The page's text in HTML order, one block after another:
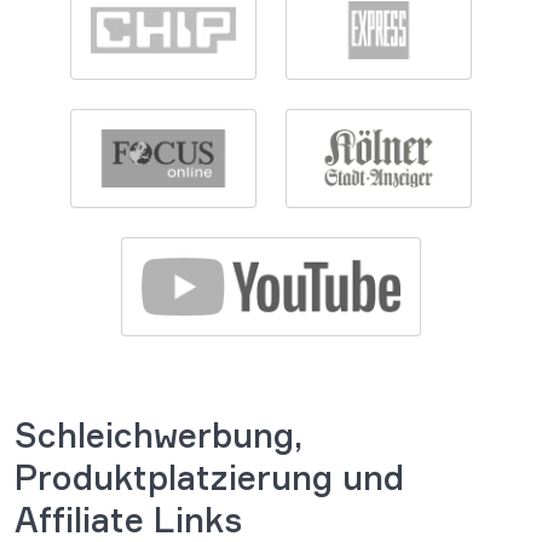
Schleichwerbung,
Produktplatzierung und
Affiliate Links